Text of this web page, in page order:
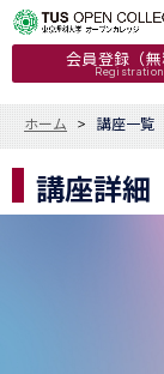
会員登録（無
Registration
ホーム 講座一覧
講座詳細